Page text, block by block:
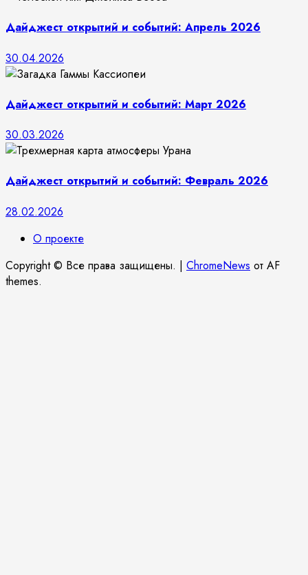
Дайджест открытий и событий: Апрель 2026
30.04.2026
Дайджест открытий и событий: Март 2026
30.03.2026
Дайджест открытий и событий: Февраль 2026
28.02.2026
О проекте
Copyright © Все права защищены. | ChromeNews от AF
themes.